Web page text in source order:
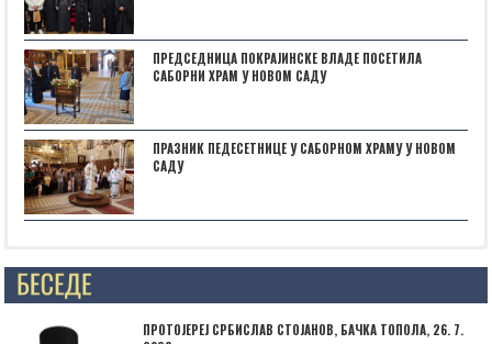
ПРЕДСЕДНИЦА ПОКРАЈИНСКЕ ВЛАДЕ ПОСЕТИЛА
САБОРНИ ХРАМ У НОВОМ САДУ
ПРАЗНИК ПЕДЕСЕТНИЦЕ У САБОРНОМ ХРАМУ У НОВОМ
САДУ
Posts not found
ПРОТОЈЕРЕЈ СРБИСЛАВ СТОЈАНОВ, БАЧКА ТОПОЛА, 26. 7.